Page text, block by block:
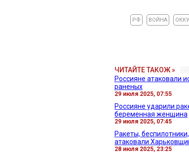
РФ ВОЙНА
ЧИТАЙТЕ ТАКОЖ »
Россияне атаковали
раненых
29 июля 2025, 07:55
Россияне ударили
беременная женщина
29 июля 2025, 07:45
Ракеты,
атаковали
28 июля 2025, 23:25